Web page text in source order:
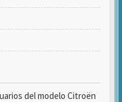
del modelo Citroën